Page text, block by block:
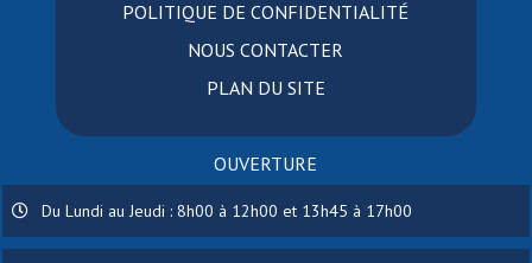
POLITIQUE DE CONFIDENTIALITÉ
NOUS CONTACTER
PLAN DU SITE
OUVERTURE
Du Lundi au Jeudi : 8h00 à 12h00 et 13h45 à 17h00